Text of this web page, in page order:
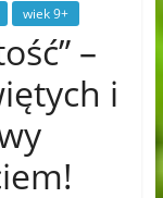
wiek 9+
–
i